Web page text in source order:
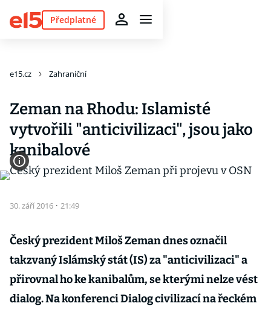
Předplatné
e15.cz Zahraniční
Zeman na Rhodu: Islamisté
vytvořili "anticivilizaci", jsou jako
kanibalové
30. září 2016 · 21:49
Český prezident Miloš Zeman dnes označil
takzvaný Islámský stát (IS) za "anticivilizaci" a
přirovnal ho ke kanibalům, se kterými nelze vést
dialog. Na konferenci Dialog civilizací na řeckém